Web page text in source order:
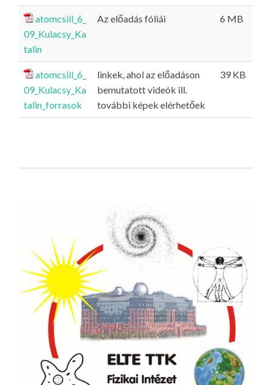
atomcsill_6_
09_Kulacsy_Ka
talin
Az előadás fóliái 6 MB
atomcsill_6_
09_Kulacsy_Ka
talin_forrasok
linkek, ahol az előadáson
bemutatott videók ill.
további képek elérhetőek
39 KB